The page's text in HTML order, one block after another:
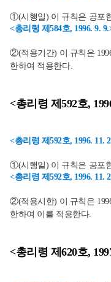
①(시행일) 이 규칙은 공포
<총리령 제584호, 1996. 9.
②(적용기간) 이 규칙은
한하여 적용한다.
<총리령 제592호,
<총리령 제592호, 1996. 11.
①(시행일) 이 규칙은 공포
<총리령 제592호, 1996. 11.
②(적용시한) 이 규칙은
한하여 이를 적용한다.
<총리령 제620호,